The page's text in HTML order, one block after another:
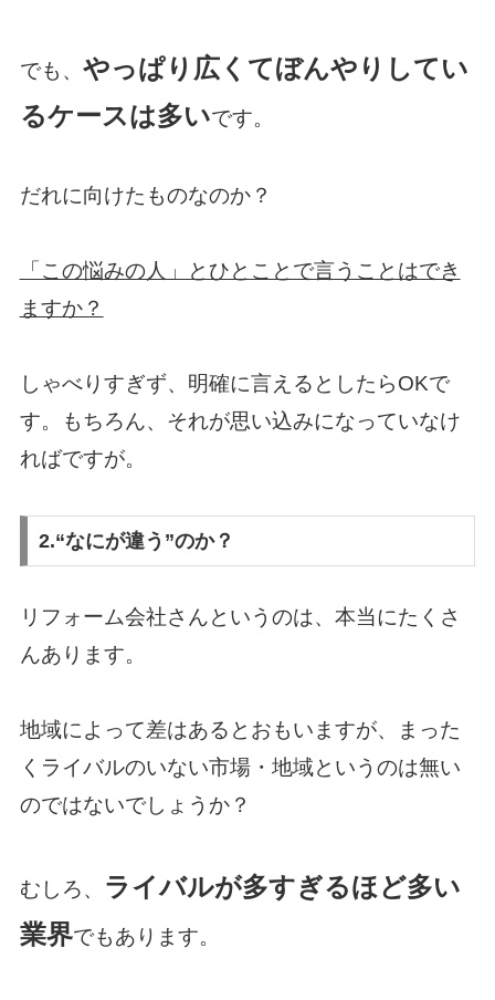
でも、 やっぱり広くてぼんやりしてい
るケースは多いです。
だれに向けたものなのか？
「この悩みの人」とひとことで言うことはでき
ますか？
しゃべりすぎず、明確に言えるとしたらOKで
す。もちろん、それが思い込みになっていなけ
ればですが。
2.“なにが違う”のか？
リフォーム会社さんというのは、本当にたくさ
んあります。
地域によって差はあるとおもいますが、まった
くライバルのいない市場・地域というのは無い
のではないでしょうか？
むしろ、
ライバルが多すぎるほど多い
業界でもあります。